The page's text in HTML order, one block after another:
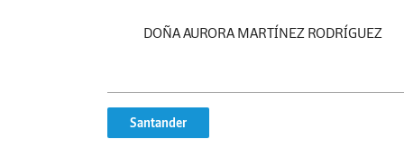
DOÑA AURORA MARTÍNEZ RODRÍGUEZ
Santander